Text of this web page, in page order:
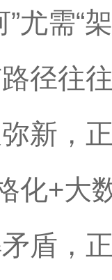
需“架
径往
新，
化+大
盾，